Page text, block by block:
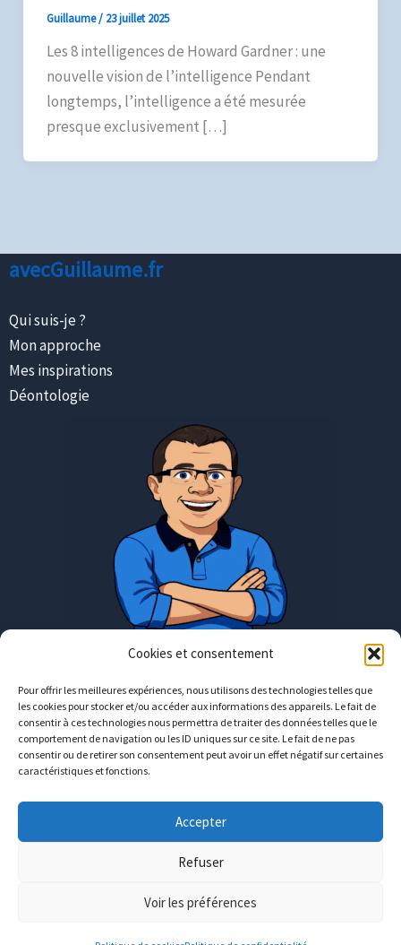
Cookies et consentement
Pour offrir les meilleures expériences, nous utilisons des technologies telles que
les cookies pour stocker et/ou accéder aux informations des appareils. Le fait de
consentir à ces technologies nous permettra de traiter des données telles que le
comportement de navigation ou les ID uniques sur ce site. Le fait de ne pas
consentir ou de retirer son consentement peut avoir un effet négatif sur certaines
caractéristiques et fonctions.
Accepter
Refuser
Voir les préférences
Guillaume/ 23 juillet 2025
Les 8 intelligences de Howard Gardner : une
nouvelle vision de l’intelligence Pendant
longtemps, l’intelligence a été mesurée
presque exclusivement […]
avecGuillaume.fr
Qui suis-je ?
Mon approche
Mes inspirations
Déontologie
Rendez-vous en présentiel uniquement
contact@avecguillaume.fr
02
Copyright © 2026 avecGuillaume.fr